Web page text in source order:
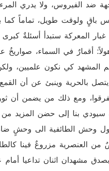
ضد الفيروس، ولا يدري
باقٍ ولوقت طويل، تماماً
غبار المعركة ستبدأ أسئلةٌ
أقمارٌ في السماء،
المشهد كي نكون علميين،
بالحرية وينبئ عن أن
ومع ذلك من يضمن أن
سيودي بنا إلى حضن المزيد
وحش الطائفية الى وحشٍ ضارٍ
من العنصرية مزروعٌ فينا
مشهدان اثنان تداعيا